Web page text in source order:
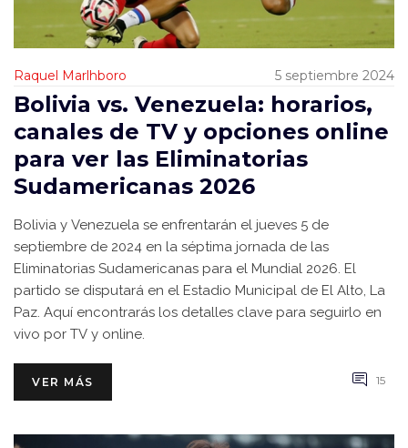
Raquel Marlhboro 5 septiembre 2024
Bolivia vs. Venezuela: horarios,
canales de TV y opciones online
para ver las Eliminatorias
Sudamericanas 2026
Bolivia y Venezuela se enfrentarán el jueves 5 de
septiembre de 2024 en la séptima jornada de las
Eliminatorias Sudamericanas para el Mundial 2026. El
partido se disputará en el Estadio Municipal de El Alto, La
Paz. Aquí encontrarás los detalles clave para seguirlo en
vivo por TV y online.
VER MÁS 15